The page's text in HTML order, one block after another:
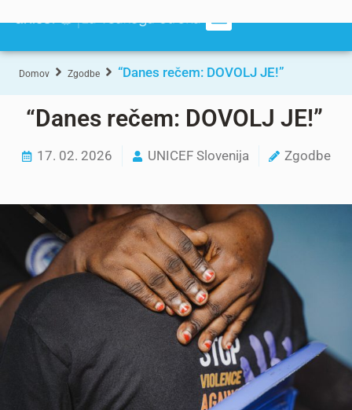
Domov Zgodbe “Danes rečem: DOVOLJ JE!”
“Danes rečem: DOVOLJ JE!”
17. 02. 2026 UNICEF Slovenija Zgodbe